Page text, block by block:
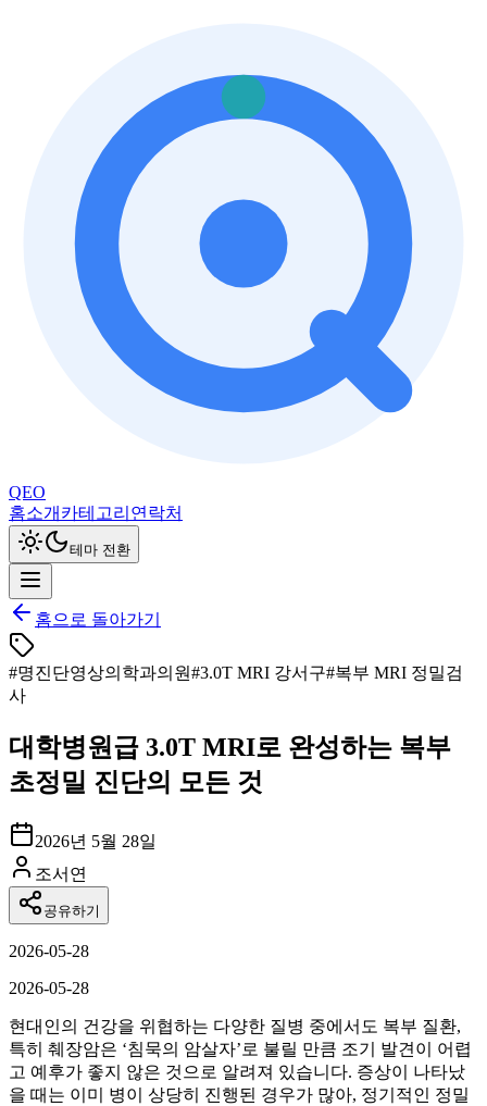
QEO
홈소개 카테고리 연락처
테마 전환
홈으로 돌아가기
#명진단영상의학과의원#3.0T MRI 강서구#복부 MRI 정밀검
사
대학병원급 3.0T MRI로 완성하는 복부
초정밀 진단의 모든 것
2026년 5월 28일
조서연
공유하기
2026-05-28
2026-05-28
현대인의 건강을 위협하는 다양한 질병 중에서도 복부 질환,
특히 췌장암은 ‘침묵의 암살자’로 불릴 만큼 조기 발견이 어렵
고 예후가 좋지 않은 것으로 알려져 있습니다. 증상이 나타났
을 때는 이미 병이 상당히 진행된 경우가 많아, 정기적인 정밀